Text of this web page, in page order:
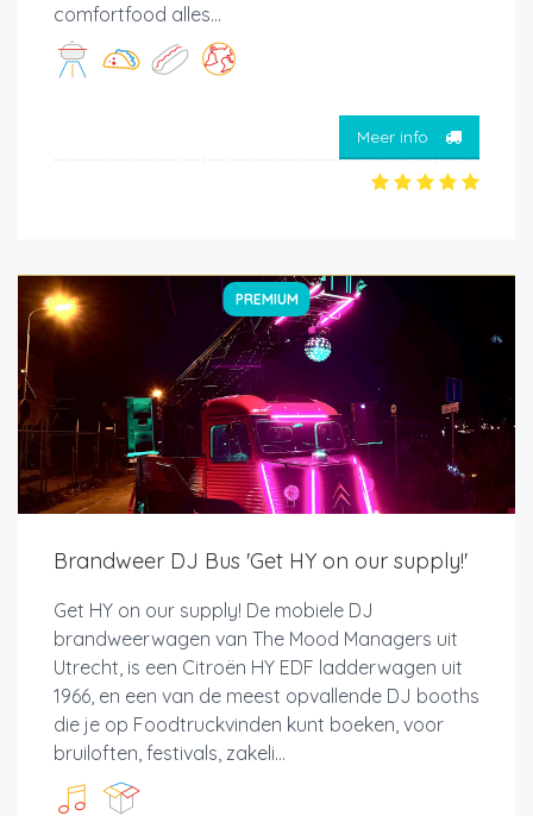
comfortfood alles...
Meer info
PREMIUM
Brandweer DJ Bus 'Get HY on our supply!'
Get HY on our supply! De mobiele DJ
brandweerwagen van The Mood Managers uit
Utrecht, is een Citroën HY EDF ladderwagen uit
1966, en een van de meest opvallende DJ booths
die je op Foodtruckvinden kunt boeken, voor
bruiloften, festivals, zakeli...